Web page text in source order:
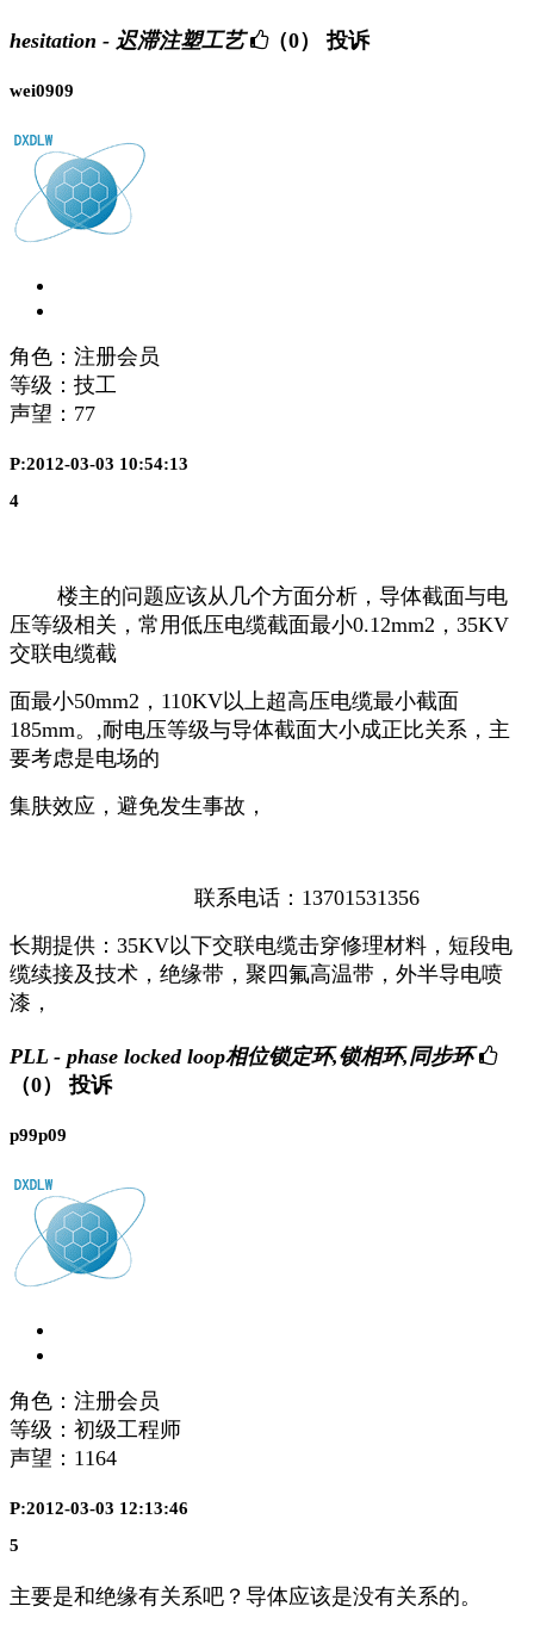
hesitation - 迟滞注塑工艺 （0） 投诉
wei0909
角色：注册会员
等级：技工
声望： 77
P:2012-03-03 10:54:13
4
楼主的问题应该从几个方面分析，导体截面与电
压等级相关，常用低压电缆截面最小0.12mm2，35KV
交联电缆截
面最小50mm2，110KV以上超高压电缆最小截面
185mm。,耐电压等级与导体截面大小成正比关系，主
要考虑是电场的
集肤效应，避免发生事故，
联系电话：13701531356
长期提供：35KV以下交联电缆击穿修理材料，短段电
缆续接及技术，绝缘带，聚四氟高温带，外半导电喷
漆，
PLL - phase locked loop相位锁定环,锁相环,同步环
（0）
投诉
p99p09
角色：注册会员
等级：初级工程师
声望： 1164
P:2012-03-03 12:13:46
5
主要是和绝缘有关系吧？导体应该是没有关系的。